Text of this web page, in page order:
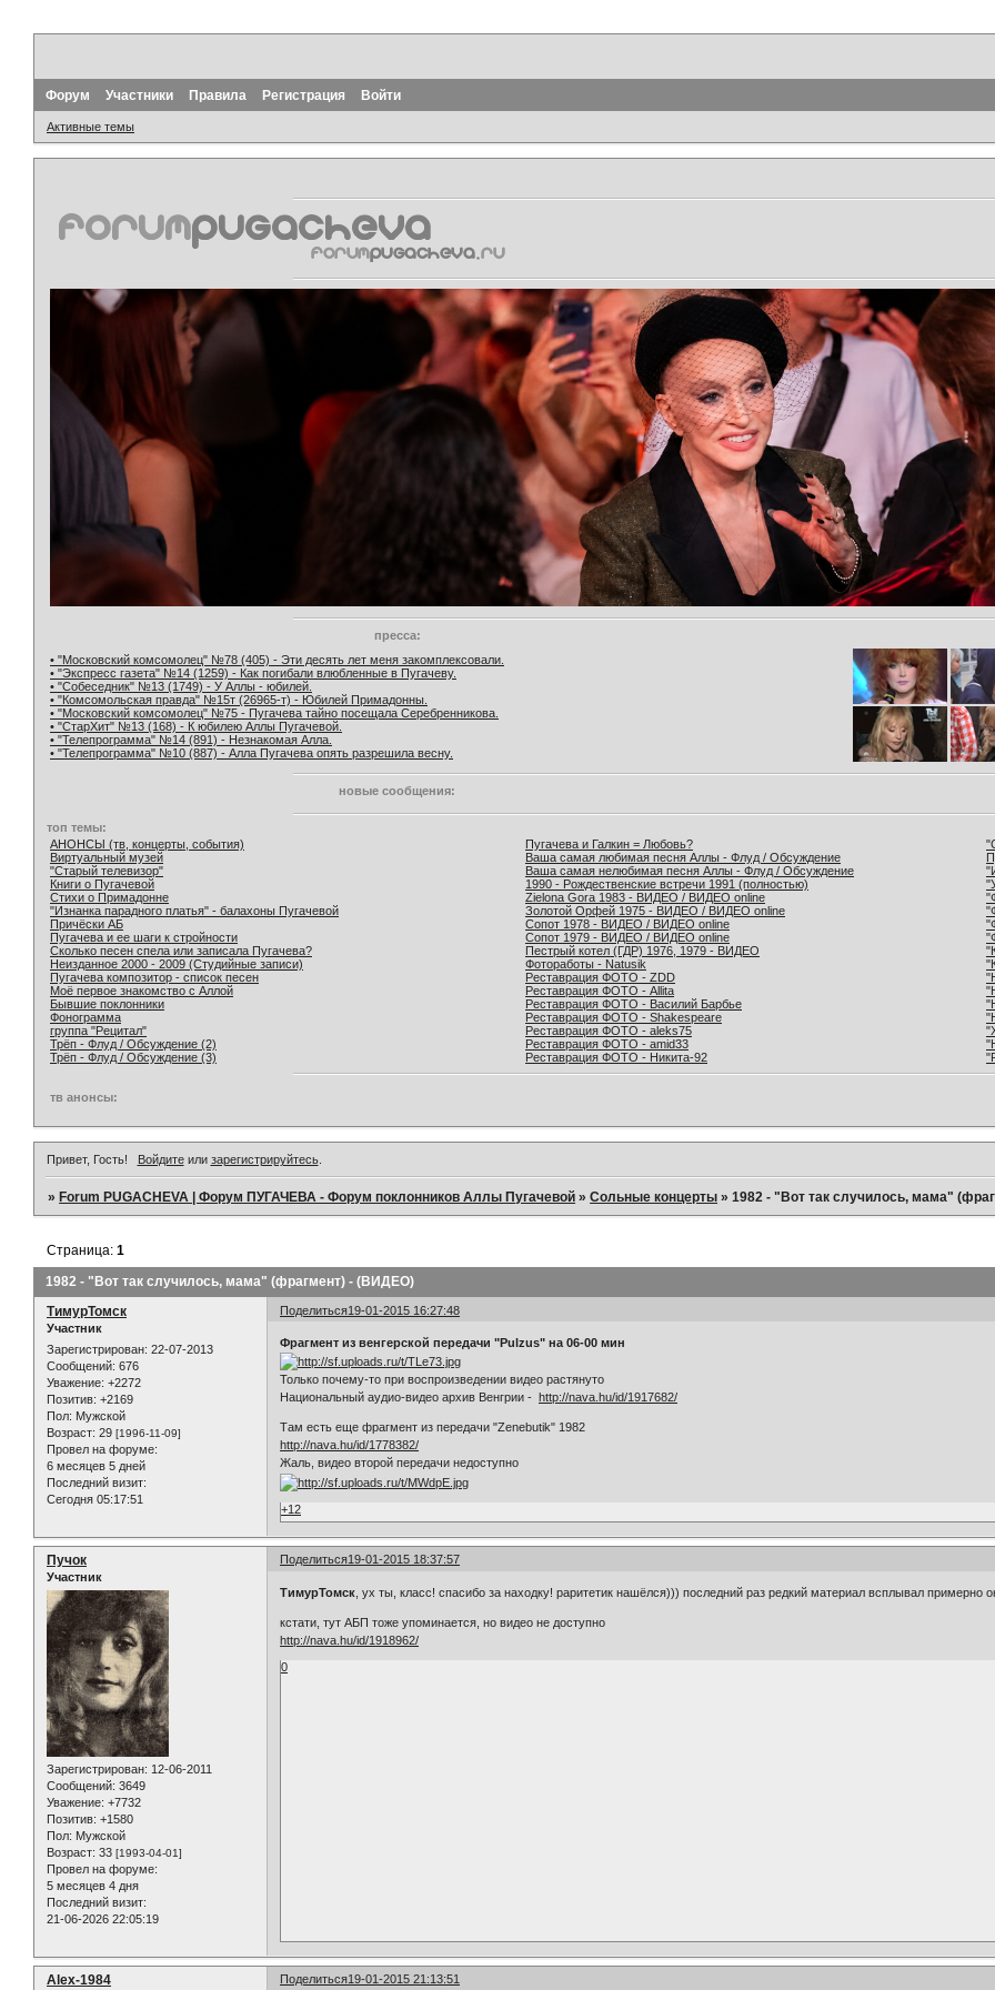
Форум Участники Правила Регистрация Войти
Активные темы
пресса:
• "Московский комсомолец" №78 (405) - Эти десять лет меня закомплексовали.
• "Экспресс газета" №14 (1259) - Как погибали влюбленные в Пугачеву.
• "Собеседник" №13 (1749) - У Аллы - юбилей.
• "Комсомольская правда" №15т (26965-т) - Юбилей Примадонны.
• "Московский комсомолец" №75 - Пугачева тайно посещала Серебренникова.
• "СтарХит" №13 (168) - К юбилею Аллы Пугачевой.
• "Телепрограмма" №14 (891) - Незнакомая Алла.
• "Телепрограмма" №10 (887) - Алла Пугачева опять разрешила весну.
новые сообщения:
топ темы:
АНОНСЫ (тв, концерты, события)
Виртуальный музей
"Старый телевизор"
Книги о Пугачевой
Стихи о Примадонне
"Изнанка парадного платья" - балахоны Пугачевой
Причёски АБ
Пугачева и ее шаги к стройности
Сколько песен спела или записала Пугачева?
Неизданное 2000 - 2009 (Студийные записи)
Пугачева композитор - список песен
Моё первое знакомство с Аллой
Бывшие поклонники
Фонограмма
группа "Рецитал"
Трёп - Флуд / Обсуждение (2)
Трёп - Флуд / Обсуждение (3)
Пугачева и Галкин = Любовь?
Ваша самая любимая песня Аллы - Флуд / Обсуждение
Ваша самая нелюбимая песня Аллы - Флуд / Обсуждение
1990 - Рождественские встречи 1991 (полностью)
Zielona Gora 1983 - ВИДЕО / ВИДЕО online
Золотой Орфей 1975 - ВИДЕО / ВИДЕО online
Сопот 1978 - ВИДЕО / ВИДЕО online
Сопот 1979 - ВИДЕО / ВИДЕО online
Пестрый котел (ГДР) 1976, 1979 - ВИДЕО
Фотоработы - Natusik
Реставрация ФОТО - ZDD
Реставрация ФОТО - Allita
Реставрация ФОТО - Василий Барбье
Реставрация ФОТО - Shakespeare
Реставрация ФОТО - aleks75
Реставрация ФОТО - amid33
Реставрация ФОТО - Никита-92
тв анонсы:
Привет, Гость! Войдитеили зарегистрируйтесь.
»Forum PUGACHEVA | Форум ПУГАЧЕВА - Форум поклонников Аллы Пугачевой »Сольные концерты »1982 - "Вот так случилось, мама"
1982 - "Вот так случилось, мама" (фрагмент) - (ВИДЕО)
Страница:1
Поделиться19-01-2015 16:27:48
ТимурТомск
Участник
Зарегистрирован: 22-07-2013
Сообщений: 676
Уважение: +2272
Позитив: +2169
Пол: Мужской
Возраст: 29 [1996-11-09]
Провел на форуме:
6 месяцев 5 дней
Последний визит:
Сегодня 05:17:51
Фрагмент из венгерской передачи "Pulzus" на 06-00 мин
Только почему-то при воспроизведении видео растянуто
Национальный аудио-видео архив Венгрии - http://nava.hu/id/1917682/
Там есть еще фрагмент из передачи "Zenebutik" 1982
http://nava.hu/id/1778382/
Жаль, видео второй передачи недоступно
+12
Поделиться19-01-2015 18:37:57
Пучок
Участник
Зарегистрирован: 12-06-2011
Сообщений: 3649
Уважение: +7732
Позитив: +1580
Пол: Мужской
Возраст: 33 [1993-04-01]
Провел на форуме:
5 месяцев 4 дня
Последний визит:
21-06-2026 22:05:19
ТимурТомск , ух ты, класс! спасибо за находку! раритетик нашёлся))) последний раз редкий материал всплывал примерно
кстати, тут АБП тоже упоминается, но видео не доступно
http://nava.hu/id/1918962/
0
Поделиться19-01-2015 21:13:51
Alex-1984